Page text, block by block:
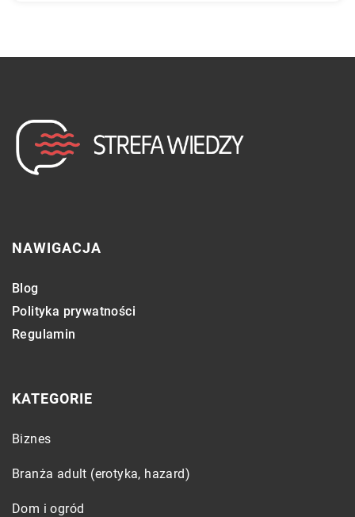
NAWIGACJA
Blog
Polityka prywatności
Regulamin
KATEGORIE
Biznes
Branża adult (erotyka, hazard)
Dom i ogród